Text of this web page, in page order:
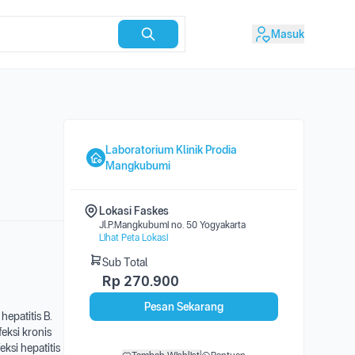
Masuk
B.
kronis
hepatitis
Laboratorium Klinik Prodia
Mangkubumi
Lokasi Faskes
Jl.P.Mangkubumi no. 50 Yogyakarta
Lihat Peta Lokasi
Sub Total
Rp 270.900
Pesan Sekarang